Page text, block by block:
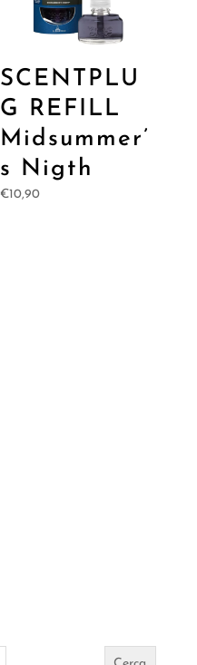
SCENTPLU
G REFILL
Midsummer’
s Nigth
€10,90